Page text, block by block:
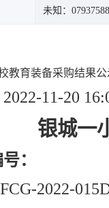
未知：
教育装备采购结果公
11-20
银城一
：
2022-